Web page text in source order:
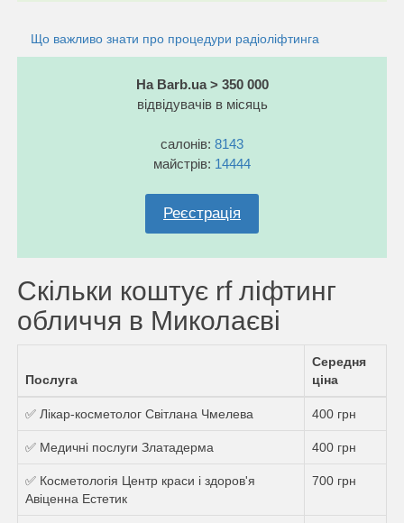
Що важливо знати про процедури радіоліфтинга
На Barb.ua > 350 000
відвідувачів в місяць
салонів: 8143
майстрів: 14444
Реєстрація
Скільки коштує rf ліфтинг
обличчя в Миколаєві
Послуга
Середня
ціна
✅ Лікар-косметолог Світлана Чмелева 400 грн
✅ Медичні послуги Златадерма 400 грн
✅ Косметологія Центр краси і здоров'я
Авіценна Естетик
700 грн